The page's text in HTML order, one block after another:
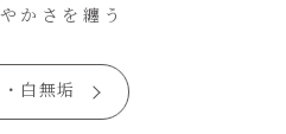
かさを纏う
白無垢